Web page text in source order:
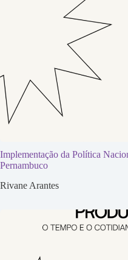
Implementação da Política
Pernambuco
Rivane Arantes